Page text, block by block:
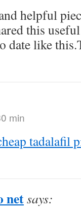
helpful
this
date like
min
tadalafil
netsays: